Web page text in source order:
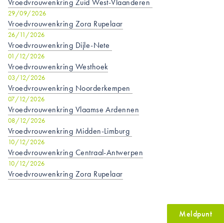
29/09/2026
Vroedvrouwenkring Zora Rupelaar
26/11/2026
Vroedvrouwenkring Dijle-Nete
01/12/2026
Vroedvrouwenkring Westhoek
03/12/2026
Vroedvrouwenkring Noorderkempen
07/12/2026
Vroedvrouwenkring Vlaamse Ardennen
08/12/2026
Vroedvrouwenkring Midden-Limburg
10/12/2026
Vroedvrouwenkring Centraal-Antwerpen
10/12/2026
Vroedvrouwenkring Zora Rupelaar
Meldpunt